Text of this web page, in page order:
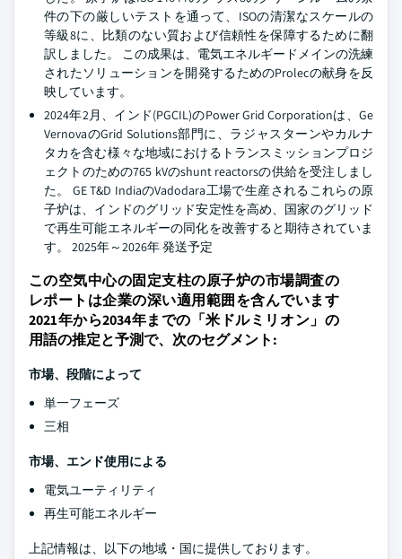
件の下の厳しいテストを通って、ISOの清潔なスケールの
等級8に、比類のない質および信頼性を保障するために翻
訳しました。 この成果は、電気エネルギードメインの洗練
されたソリューションを開発するためのProlecの献身を反
映しています。
2024年2月、インド(PGCIL)のPower Grid Corporationは、Ge
VernovaのGrid Solutions部門に、ラジャスターンやカルナ
タカを含む様々な地域におけるトランスミッションプロジ
ェクトのための765 kVのshunt reactorsの供給を受注しまし
た。 GE T&D IndiaのVadodara工場で生産されるこれらの原
子炉は、インドのグリッド安定性を高め、国家のグリッド
で再生可能エネルギーの同化を改善すると期待されていま
す。 2025年～2026年 発送予定
この空気中心の固定支柱の原子炉の市場調査の
レポートは企業の深い適用範囲を含んでいます
2021年から2034年までの「米ドルミリオン」の
用語の推定と予測で、次のセグメント:
市場、段階によって
単一フェーズ
三相
市場、エンド使用による
電気ユーティリティ
再生可能エネルギー
上記情報は、以下の地域・国に提供しております。